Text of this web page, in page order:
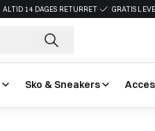
ALTID 14 DAGES RETURRET GRATIS
Sko & Sneakers